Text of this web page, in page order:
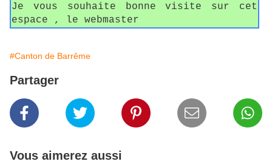
Je vous souhaite bonne visite sur cet
espace , le webmaster
#Canton de Barrême
Partager
Vous aimerez aussi